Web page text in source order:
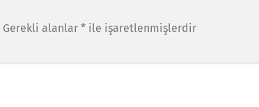
Gerekli alanlar * ile işaretlenmişlerdir